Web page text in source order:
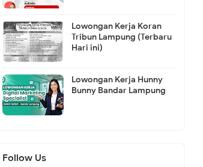
Lowongan Kerja Koran
Tribun Lampung (Terbaru
Hari ini)
Lowongan Kerja Hunny
Bunny Bandar Lampung
Follow Us